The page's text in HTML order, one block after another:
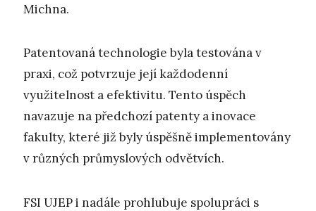
Michna.
Patentovaná technologie byla testována v
praxi, což potvrzuje její každodenní
využitelnost a efektivitu. Tento úspěch
navazuje na předchozí patenty a inovace
fakulty, které již byly úspěšně implementovány
v různých průmyslových odvětvích.
FSI UJEP i nadále prohlubuje spolupráci s